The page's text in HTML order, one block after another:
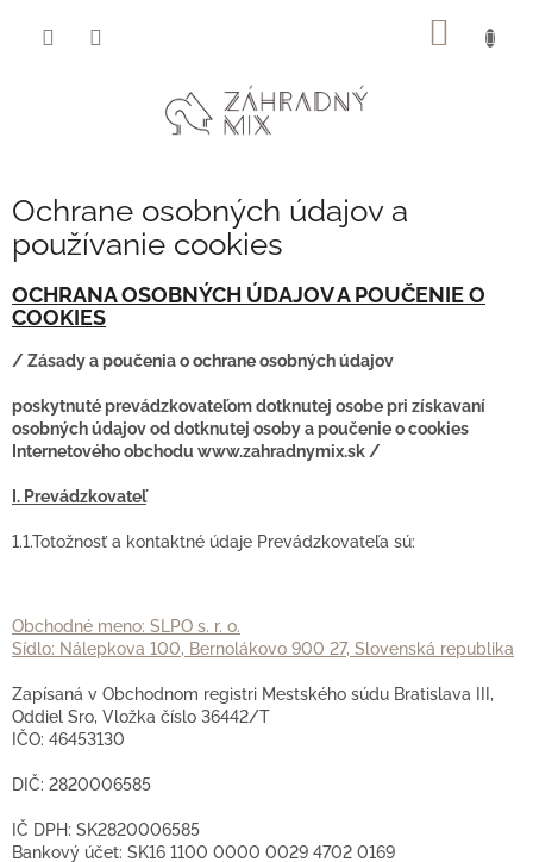
Ochrane osobných údajov a
používanie cookies
OCHRANA OSOBNÝCH ÚDAJOV A POUČENIE O
COOKIES
/ Zásady a poučenia o ochrane osobných údajov
poskytnuté prevádzkovateľom dotknutej osobe pri získavaní
osobných údajov od dotknutej osoby a poučenie o cookies
Internetového obchodu www.zahradnymix.sk /
I. Prevádzkovateľ
1.1.Totožnosť a kontaktné údaje Prevádzkovateľa sú:
Obchodné meno: SLPO s. r. o.
Sídlo: Nálepkova 100, Bernolákovo 900 27, Slovenská republika
Zapísaná v Obchodnom registri Mestského súdu Bratislava III,
Oddiel Sro, Vložka číslo 36442/T
IČO: 46453130
DIČ: 2820006585
IČ DPH: SK2820006585
Bankový účet: SK16 1100 0000 0029 4702 0169